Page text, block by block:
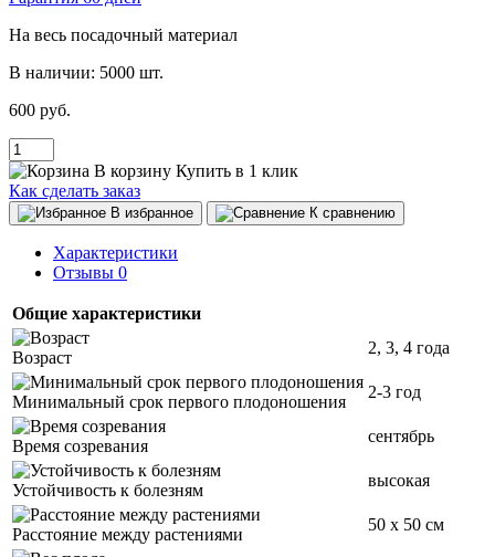
На весь посадочный материал
В наличии: 5000 шт.
600 руб.
В корзину Купить в 1 клик
Как сделать заказ
В избранное К сравнению
Характеристики
Отзывы 0
Общие характеристики
Возраст
2, 3, 4 года
Минимальный срок первого плодоношения
2-3 год
Время созревания
сентябрь
Устойчивость к болезням
высокая
Расстояние между растениями
50 х 50 см